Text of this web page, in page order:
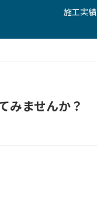
施工実績
みませんか？